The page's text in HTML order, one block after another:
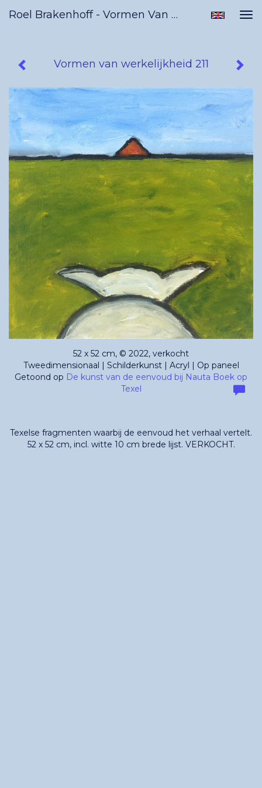
Roel Brakenhoff - Vormen Van Werkelijkheid 211
Vormen van werkelijkheid 211
52 x 52 cm, © 2022, verkocht
Tweedimensionaal | Schilderkunst | Acryl | Op paneel
Getoond op De kunst van de eenvoud bij Nauta Boek op
Texel
Texelse fragmenten waarbij de eenvoud het verhaal vertelt.
52 x 52 cm, incl. witte 10 cm brede lijst. VERKOCHT.